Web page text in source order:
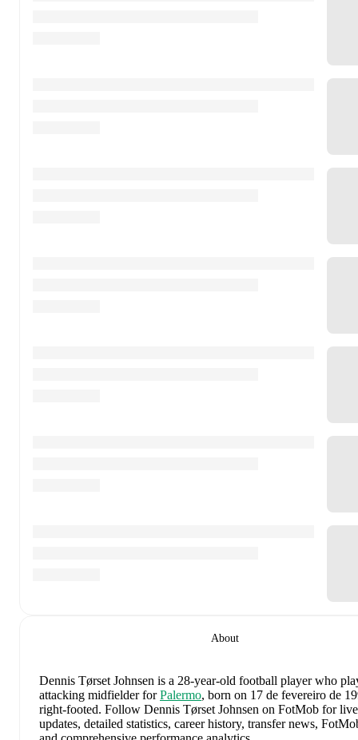
About
Dennis Tørset Johnsen is a 28-year-old football player who
attacking midfielderforPalermo, born on 17 de fevereiro de
right-footed. Follow Dennis Tørset Johnsen on FotMob for
updates, detailed statistics, career history, transfer news,